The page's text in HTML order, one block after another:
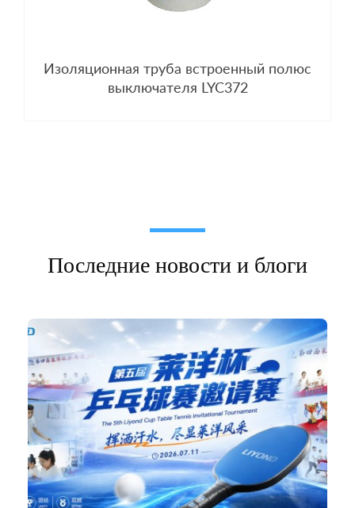
Изоляционная труба встроенный полюс
выключателя LYC372
Последние новости и блоги